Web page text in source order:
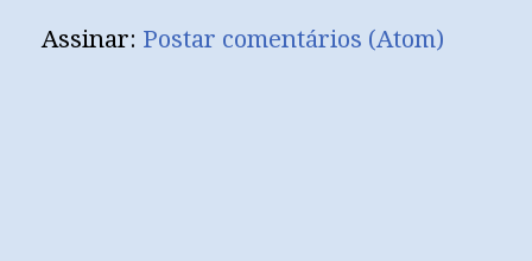
Assinar: Postar comentários (Atom)